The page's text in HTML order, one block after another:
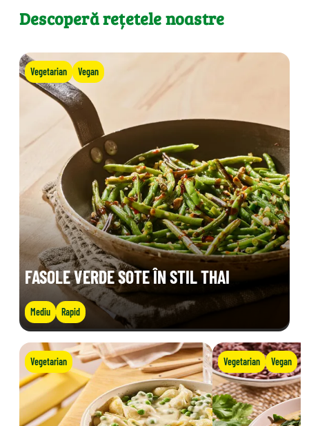
Descoperă rețetele noastre
Vegetarian Vegan
FASOLE VERDE SOTE ÎN STIL THAI
Mediu Rapid
Vegetarian Vegetarian Vegan